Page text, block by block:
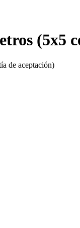
(5x5
de aceptación)